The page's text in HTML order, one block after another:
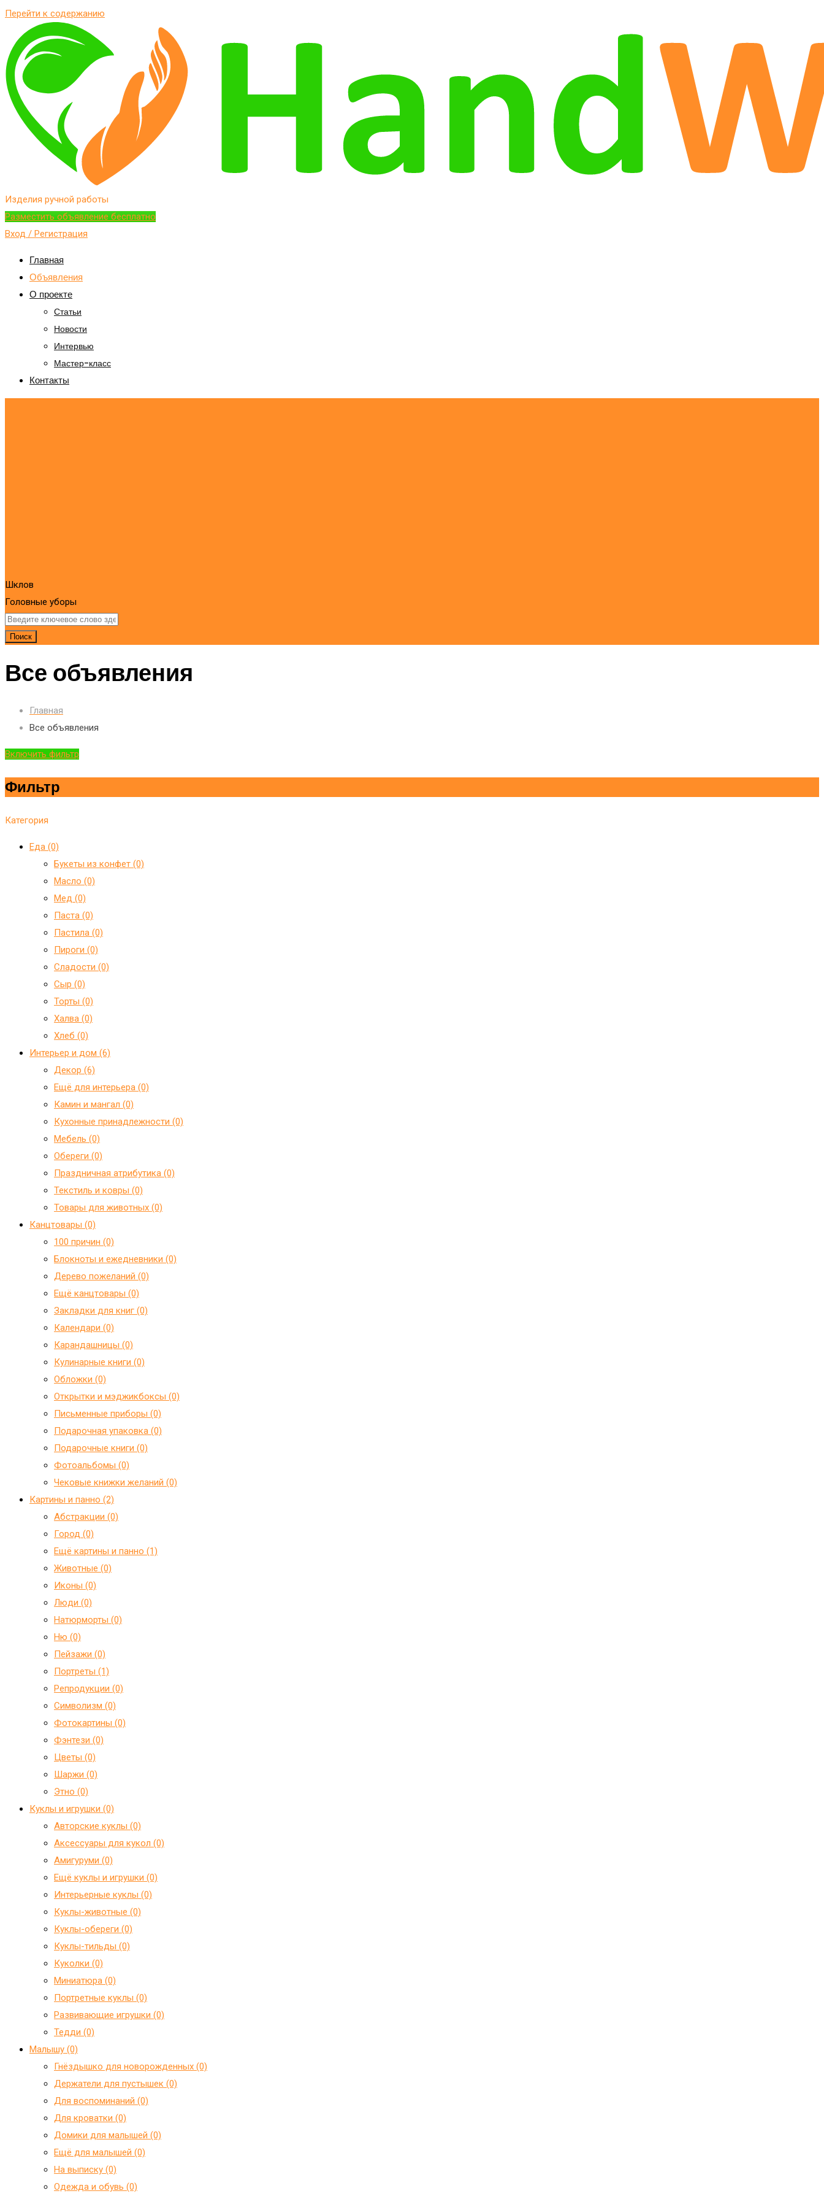
Перейти к содержанию
Изделия ручной работы
Разместить объявление бесплатно
Вход / Регистрация
Главная
Объявления
О проекте
Статьи
Новости
Интервью
Мастер-класс
Контакты
Шклов
Головные уборы
Поиск
Все объявления
Главная
Все объявления
Включить фильтр
Фильтр
Категория
Еда (0)
Букеты из конфет (0)
Масло (0)
Мед (0)
Паста (0)
Пастила (0)
Пироги (0)
Сладости (0)
Сыр (0)
Торты (0)
Халва (0)
Хлеб (0)
Интерьер и дом (6)
Декор (6)
Ещё для интерьера (0)
Камин и мангал (0)
Кухонные принадлежности (0)
Мебель (0)
Обереги (0)
Праздничная атрибутика (0)
Текстиль и ковры (0)
Товары для животных (0)
Канцтовары (0)
100 причин (0)
Блокноты и ежедневники (0)
Дерево пожеланий (0)
Ещё канцтовары (0)
Закладки для книг (0)
Календари (0)
Карандашницы (0)
Кулинарные книги (0)
Обложки (0)
Открытки и мэджикбоксы (0)
Письменные приборы (0)
Подарочная упаковка (0)
Подарочные книги (0)
Фотоальбомы (0)
Чековые книжки желаний (0)
Картины и панно (2)
Абстракции (0)
Город (0)
Ещё картины и панно (1)
Животные (0)
Иконы (0)
Люди (0)
Натюрморты (0)
Ню (0)
Пейзажи (0)
Портреты (1)
Репродукции (0)
Символизм (0)
Фотокартины (0)
Фэнтези (0)
Цветы (0)
Шаржи (0)
Этно (0)
Куклы и игрушки (0)
Авторские куклы (0)
Аксессуары для кукол (0)
Амигуруми (0)
Ещё куклы и игрушки (0)
Интерьерные куклы (0)
Куклы-животные (0)
Куклы-обереги (0)
Куклы-тильды (0)
Куколки (0)
Миниатюра (0)
Портретные куклы (0)
Развивающие игрушки (0)
Тедди (0)
Малышу (0)
Гнёздышко для новорожденных (0)
Держатели для пустышек (0)
Для воспоминаний (0)
Для кроватки (0)
Домики для малышей (0)
Ещё для малышей (0)
На выписку (0)
Одежда и обувь (0)